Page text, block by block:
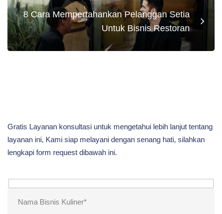
8 Cara Mempertahankan Pelanggan Setia
Untuk Bisnis Restoran
Gratis Layanan konsultasi untuk mengetahui lebih lanjut tentang
layanan ini, Kami siap melayani dengan senang hati, silahkan
lengkapi form request dibawah ini.